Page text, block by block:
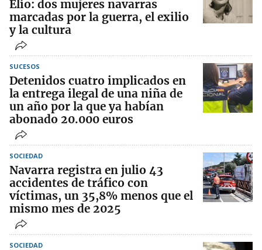
Elío: dos mujeres navarras
marcadas por la guerra, el exilio
y la cultura
SUCESOS
Detenidos cuatro implicados en
la entrega ilegal de una niña de
un año por la que ya habían
abonado 20.000 euros
SOCIEDAD
Navarra registra en julio 43
accidentes de tráfico con
víctimas, un 35,8% menos que el
mismo mes de 2025
SOCIEDAD